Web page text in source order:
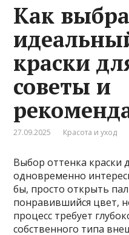
Как
краски
советы и
27.09.2025 Красота и уход
Выбор оттенка краски
одновременно
бы, просто открыть
понравившийся цвет,
процесс требует
собственного типа